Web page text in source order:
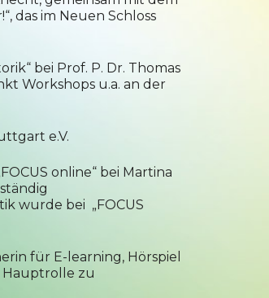
das im Neuen Schloss
bei Prof. P. Dr. Thomas
Workshops u.a. an der
e.V.
online“ bei Martina
wurde bei „FOCUS
für E-learning, Hörspiel
Hauptrolle zu